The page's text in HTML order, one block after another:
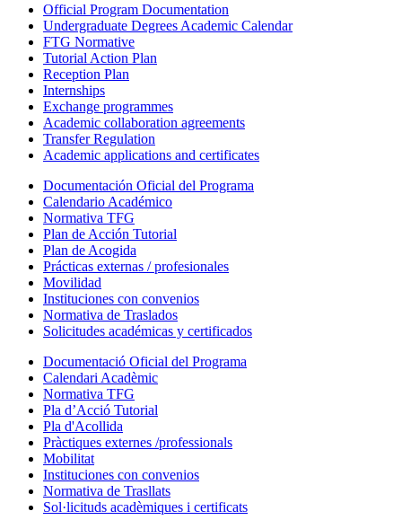
Official Program Documentation
Undergraduate Degrees Academic Calendar
FTG Normative
Tutorial Action Plan
Reception Plan
Internships
Exchange programmes
Academic collaboration agreements
Transfer Regulation
Academic applications and certificates
Documentación Oficial del Programa
Calendario Académico
Normativa TFG
Plan de Acción Tutorial
Plan de Acogida
Prácticas externas / profesionales
Movilidad
Instituciones con convenios
Normativa de Traslados
Solicitudes académicas y certificados
Documentació Oficial del Programa
Calendari Acadèmic
Normativa TFG
Pla d’Acció Tutorial
Pla d'Acollida
Pràctiques externes /professionals
Mobilitat
Instituciones con convenios
Normativa de Trasllats
Sol·licituds acadèmiques i certificats